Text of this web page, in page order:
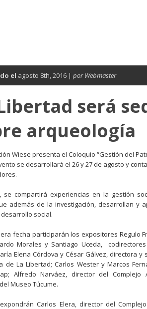
el agosto 8th, 2016 | por Webmaster
será
arqueología
Wiese presenta el Coloquio “Gestión del
se desarrollará el 26 y 27 de agosto y
se compartirá experiencias en la gestión
además de la investigación, desarrollan y
social.
fecha participarán los expositores Regulo
Morales y Santiago Uceda,
Elena Córdova y César Gálvez, directora
de La Libertad; Carlos Wester y Marcos
Alfredo Narváez, director del Complejo
Museo Túcume.
Carlos Elera, director del